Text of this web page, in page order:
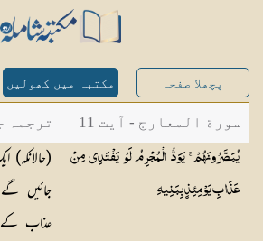
پچھلا صفحہ مکتبہ میں کھولیں
سورة المعارج - آیت 11
يُبَصَّرُونَهُمْ ۚ يَوَدُّ الْمُجْرِمُ لَوْ يَفْتَدِي مِنْ
عَذَابِ يَوْمِئِذٍبِبَنِيهِ
ترجمہ
جونا
جائیں
عذاب